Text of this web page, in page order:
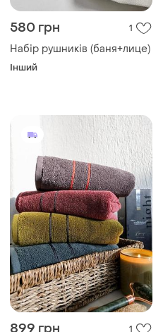
580 грн 1
Набір рушників (баня+лице)
Інший
1